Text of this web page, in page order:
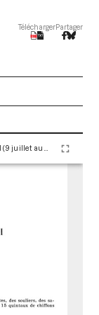
TéléchargerPartager